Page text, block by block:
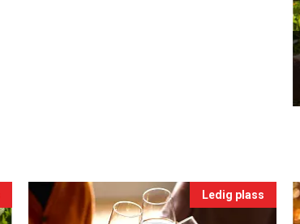
Ledig plass